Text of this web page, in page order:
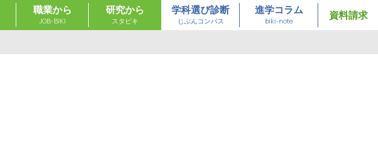
職業から
JOB-BIKI
研究から
スタビキ
学科選び診断
じぶんコンパス
進学コラム
biki-note
資料請求